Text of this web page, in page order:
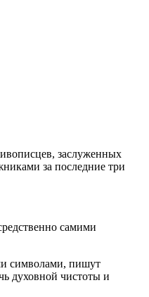
заслуженных
за последние три
самими
символами, пишут
духовной чистоты и